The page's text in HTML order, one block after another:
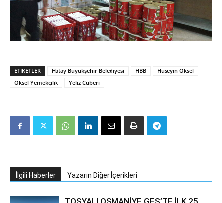
ETIKETLER Hatay Büyükşehir Belediyesi HBB
Hüseyin Öksel
Öksel Yemekçilik
Yeliz Cuberi
İlgili Haberler Yazarın Diğer İçerikleri